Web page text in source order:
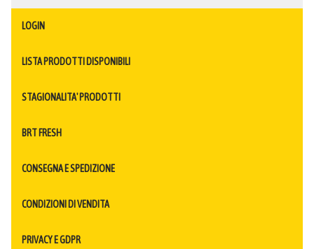
LOGIN
LISTA PRODOTTI DISPONIBILI
STAGIONALITA' PRODOTTI
BRT FRESH
CONSEGNA E SPEDIZIONE
CONDIZIONI DI VENDITA
PRIVACY E GDPR